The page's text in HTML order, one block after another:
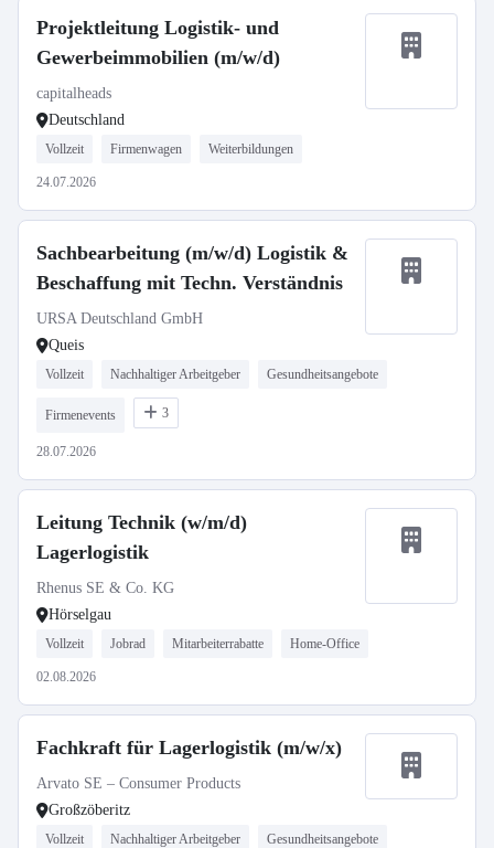
Projektleitung Logistik- und
Gewerbeimmobilien (m/w/d)
capitalheads
Deutschland
Vollzeit Firmenwagen Weiterbildungen
24.07.2026
Sachbearbeitung (m/w/d) Logistik &
Beschaffung mit Techn. Verständnis
URSA Deutschland GmbH
Queis
Vollzeit Nachhaltiger Arbeitgeber Gesundheitsangebote
Firmenevents 3
28.07.2026
Leitung Technik (w/m/d)
Lagerlogistik
Rhenus SE & Co. KG
Hörselgau
Vollzeit Jobrad Mitarbeiterrabatte Home-Office
02.08.2026
Fachkraft für Lagerlogistik (m/w/x)
Arvato SE – Consumer Products
Großzöberitz
Vollzeit Nachhaltiger Arbeitgeber Gesundheitsangebote